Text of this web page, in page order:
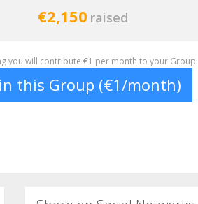
€2,150 raised
you will contribute €1 per month to your Group.
this Group (€1/month)